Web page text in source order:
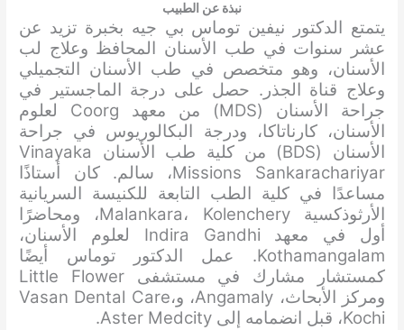
نبذة عن الطبيب
يتمتع الدكتور نيفين توماس بي جيه بخبرة تزيد عن
عشر سنوات في طب الأسنان المحافظ وعلاج لب
الأسنان، وهو متخصص في طب الأسنان التجميلي
وعلاج قناة الجذر. حصل على درجة الماجستير في
جراحة الأسنان (MDS) من معهد Coorg لعلوم
الأسنان، كارناتاكا، ودرجة البكالوريوس في جراحة
الأسنان (BDS) من كلية طب الأسنان Vinayaka
Missions Sankarachariyar، سالم. كان أستاذًا
مساعدًا في كلية الطب التابعة للكنيسة السريانية
الأرثوذكسية Malankara، Kolenchery، ومحاضرًا
أول في معهد Indira Gandhi لعلوم الأسنان،
Kothamangalam. عمل الدكتور توماس أيضًا
كمستشار مشارك في مستشفى Little Flower
ومركز الأبحاث، Angamaly، ​​وVasan Dental Care،
Kochi، قبل انضمامه إلى Aster Medcity.